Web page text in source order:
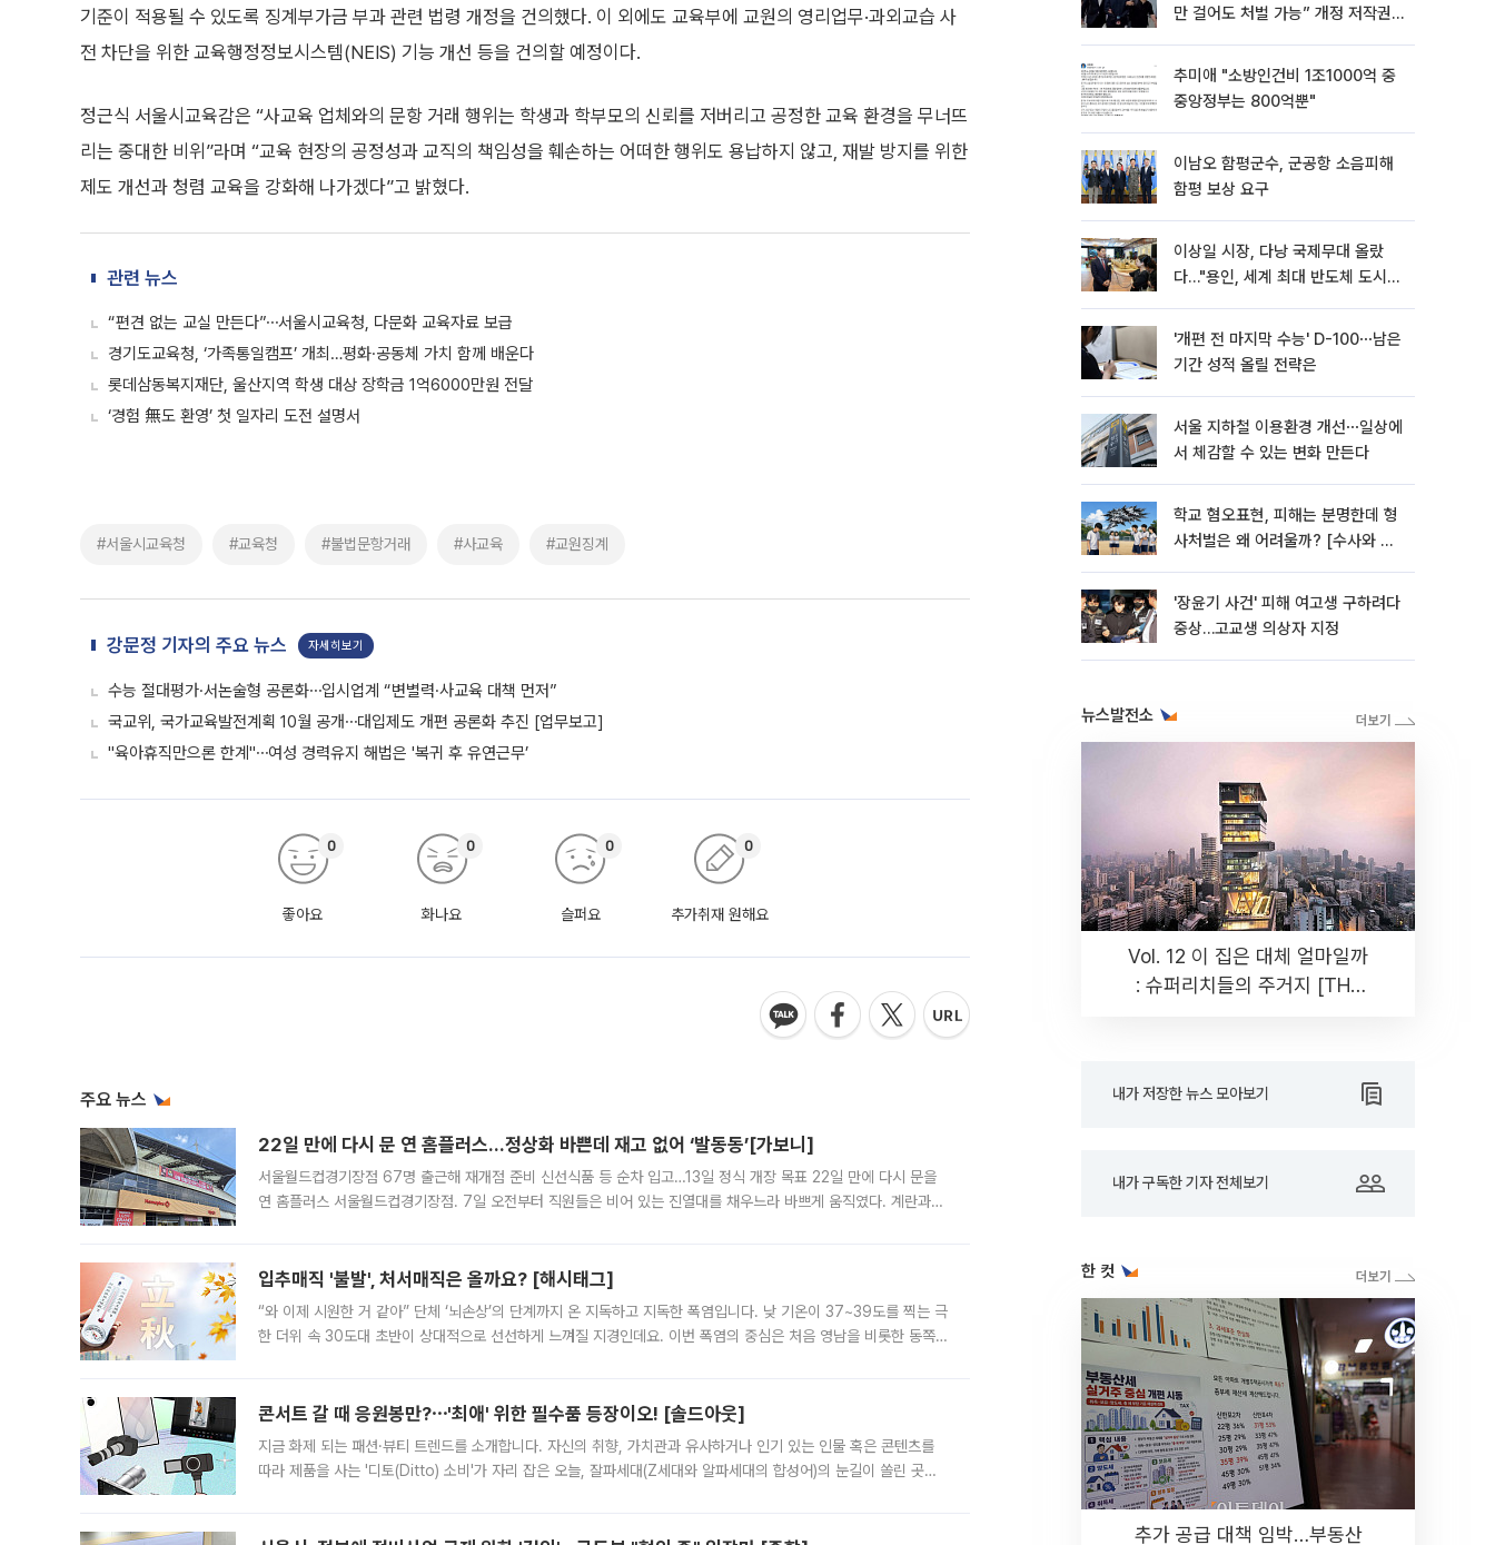
기준이 적용될 수 있도록 징계부가금 부과 관련 법령 개정을 건의했다. 이 외에도 교육부에 교원의 영리업무·과외교습 사
전 차단을 위한 교육행정정보시스템(NEIS) 기능 개선 등을 건의할 예정이다.
정근식 서울시교육감은 “사교육 업체와의 문항 거래 행위는 학생과 학부모의 신뢰를 저버리고 공정한 교육 환경을 무너뜨
리는 중대한 비위”라며 “교육 현장의 공정성과 교직의 책임성을 훼손하는 어떠한 행위도 용납하지 않고, 재발 방지를 위한
제도 개선과 청렴 교육을 강화해 나가겠다”고 밝혔다.
관련 뉴스
“편견 없는 교실 만든다”⋯서울시교육청, 다문화 교육자료 보급
경기도교육청, ‘가족통일캠프’ 개최…평화·공동체 가치 함께 배운다
롯데삼동복지재단, 울산지역 학생 대상 장학금 1억6000만원 전달
‘경험 無도 환영’ 첫 일자리 도전 설명서
#서울시교육청 #교육청 #불법문항거래 #사교육 #교원징계
강문정 기자의 주요 뉴스 자세히보기
수능 절대평가·서논술형 공론화⋯입시업계 “변별력·사교육 대책 먼저”
국교위, 국가교육발전계획 10월 공개⋯대입제도 개편 공론화 추진 [업무보고]
"육아휴직만으론 한계"⋯여성 경력유지 해법은 '복귀 후 유연근무’
좋아요
0
화나요
0
슬퍼요
0
추가취재 원해요
0
주요 뉴스
22일 만에 다시 문 연 홈플러스…정상화 바쁜데 재고 없어 ‘발동동’[가보니]
서울월드컵경기장점 67명 출근해 재개점 준비 신선식품 등 순차 입고…13일 정식 개장 목표 22일 만에 다시 문을
연 홈플러스 서울월드컵경기장점. 7일 오전부터 직원들은 비어 있는 진열대를 채우느라 바쁘게 움직였다. 계란과
입추매직 '불발', 처서매직은 올까요? [해시태그]
“와 이제 시원한 거 같아” 단체 ‘뇌손상’의 단계까지 온 지독하고 지독한 폭염입니다. 낮 기온이 37~39도를 찍는 극
한 더위 속 30도대 초반이 상대적으로 선선하게 느껴질 지경인데요. 이번 폭염의 중심은 처음 영남을 비롯한 동쪽
콘서트 갈 때 응원봉만?⋯'최애' 위한 필수품 등장이오! [솔드아웃]
지금 화제 되는 패션·뷰티 트렌드를 소개합니다. 자신의 취향, 가치관과 유사하거나 인기 있는 인물 혹은 콘텐츠를
따라 제품을 사는 '디토(Ditto) 소비'가 자리 잡은 오늘, 잘파세대(Z세대와 알파세대의 합성어)의 눈길이 쏠린 곳은
만 걸어도 처벌 가능” 개정 저작권
추미애 "소방인건비 1조1000억 중
중앙정부는 800억뿐"
이남오 함평군수, 군공항 소음피해
함평 보상 요구
이상일 시장, 다낭 국제무대 올랐
다…"용인, 세계 최대 반도체 도시
'개편 전 마지막 수능' D-100⋯남은
기간 성적 올릴 전략은
서울 지하철 이용환경 개선⋯일상에
서 체감할 수 있는 변화 만든다
학교 혐오표현, 피해는 분명한데 형
사처벌은 왜 어려울까? [수사와 재
'장윤기 사건' 피해 여고생 구하려다
중상…고교생 의상자 지정
뉴스발전소
Vol. 12 이 집은 대체 얼마일까
: 슈퍼리치들의 주거지 [THE
내가 저장한 뉴스 모아보기
내가 구독한 기자 전체보기
한 컷
추가 공급 대책 임박…부동산